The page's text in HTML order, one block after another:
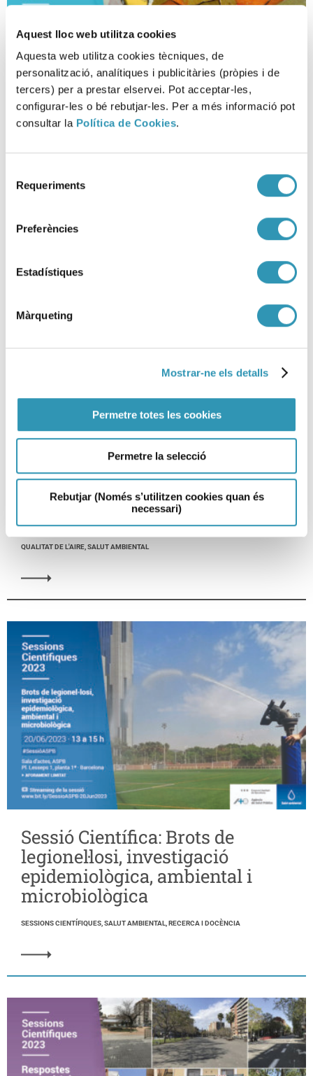
Aquest lloc web utilitza cookies
Aquesta web utilitza cookies tècniques, de
personalització, analítiques i publicitàries (pròpies i de
tercers) per a prestar elservei. Pot acceptar-les,
configurar-les o bé rebutjar-les. Per a més informació pot
consultar la Política de Cookies.
Requeriments
Preferències
Estadístiques
Màrqueting
Mostrar-ne els detalls
Permetre totes les cookies
Permetre la selecció
Rebutjar (Només s’utilitzen cookies quan és
necessari)
debat
Obertes les inscripcions del III
Congrés de Qualitat de l’Aire
QUALITAT DE L'AIRE, SALUT AMBIENTAL
Sessió Científica: Brots de
legionel·losi, investigació
epidemiològica, ambiental i
microbiològica
SESSIONS CIENTÍFIQUES, SALUT AMBIENTAL, RECERCA I DOCÈNCIA